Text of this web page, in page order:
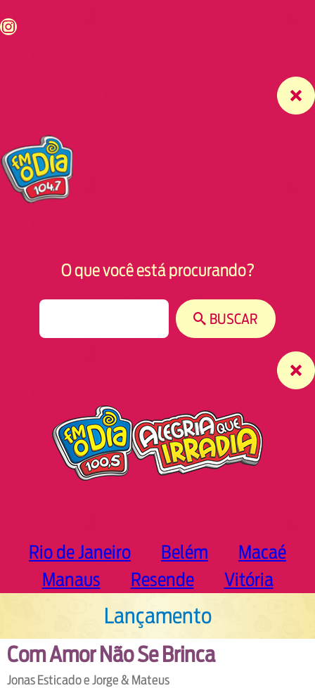
https://www.instagram.com/fmodia.cabofrio/
O que você está procurando?
BUSCAR
Rio de Janeiro Belém
Macaé
Manaus
Resende Vitória
Lançamento
Com Amor Não Se Brinca
Jonas Esticado e Jorge & Mateus